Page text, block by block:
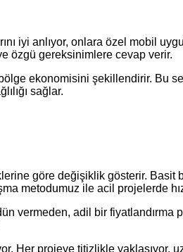
iyi anlıyor, onlara özel mobil
özgü gereksinimlere cevap verir.
ekonomisini şekillendirir. Bu
sağlar.
göre değişiklik gösterir. Basit
metodumuz ile acil projelerde
vermeden, adil bir fiyatlandırma
Her projeye titizlikle